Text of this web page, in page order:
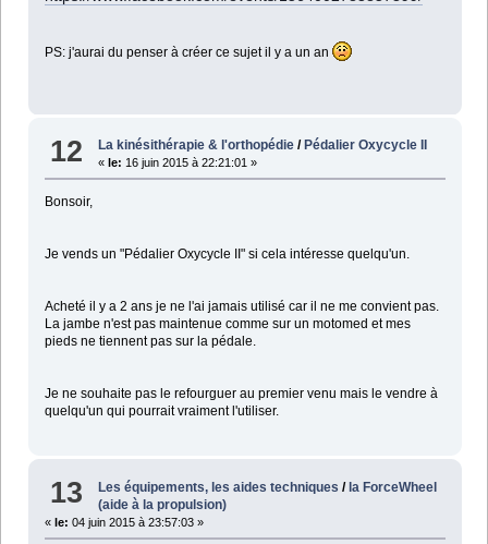
PS: j'aurai du penser à créer ce sujet il y a un an
12 La kinésithérapie & l'orthopédie / Pédalier Oxycycle II
«le: 16 juin 2015 à 22:21:01 »
Bonsoir,
Je vends un "Pédalier Oxycycle II" si cela intéresse quelqu'un.
Acheté il y a 2 ans je ne l'ai jamais utilisé car il ne me convient pas.
La jambe n'est pas maintenue comme sur un motomed et mes
pieds ne tiennent pas sur la pédale.
Je ne souhaite pas le refourguer au premier venu mais le vendre à
quelqu'un qui pourrait vraiment l'utiliser.
13 Les équipements, les aides techniques /la ForceWheel
(aide à la propulsion)
« le: 04 juin 2015 à 23:57:03 »